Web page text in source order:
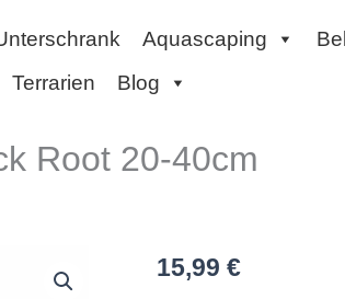
Aquascaping
Terrarien
Blog
Root 20-40cm
15,99€